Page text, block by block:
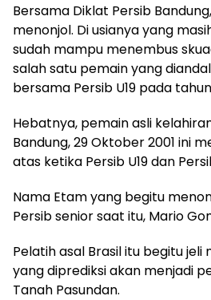
Bersama Diklat Persib
menonjol. Di usianya yang
sudah mampu menembus
salah satu pemain yang
bersama Persib U19 pada tahun
Hebatnya, pemain asli
Bandung, 29 Oktober 2001 ini
atas ketika Persib U19 dan
Nama Etam yang begitu
Persib senior saat itu, Mario
Pelatih asal Brasil itu begitu
yang diprediksi akan menjadi
Tanah Pasundan.